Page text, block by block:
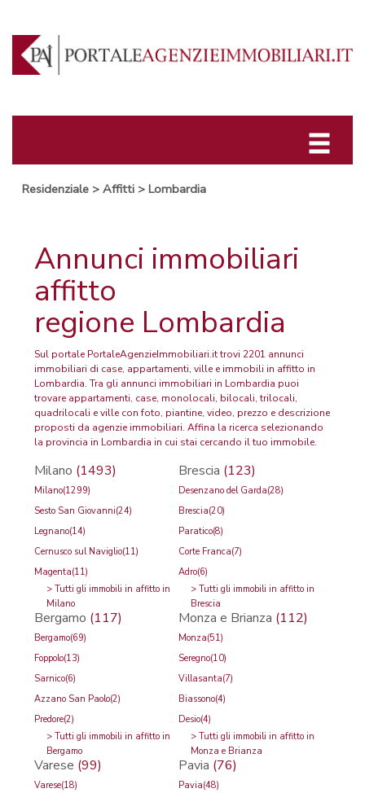
Residenziale > Affitti > Lombardia
Annunci immobiliari
affitto
regione Lombardia
Sul portale PortaleAgenzieImmobiliari.it trovi 2201 annunci
immobiliari di case, appartamenti, ville e immobili in affitto in
Lombardia. Tra gli annunci immobiliari in Lombardia puoi
trovare appartamenti, case, monolocali, bilocali, trilocali,
quadrilocali e ville con foto, piantine, video, prezzo e descrizione
proposti da agenzie immobiliari. Affina la ricerca selezionando
la provincia in Lombardia in cui stai cercando il tuo immobile.
Milano (1493)
Milano(1299)
Sesto San Giovanni(24)
Legnano(14)
Cernusco sul Naviglio(11)
Magenta(11)
> Tutti gli immobili in affitto in
Milano
Bergamo (117)
Bergamo(69)
Foppolo(13)
Sarnico(6)
Azzano San Paolo(2)
Predore(2)
> Tutti gli immobili in affitto in
Bergamo
Varese (99)
Varese(18)
Brescia (123)
Desenzano del Garda(28)
Brescia(20)
Paratico(8)
Corte Franca(7)
Adro(6)
> Tutti gli immobili in affitto in
Brescia
Monza e Brianza (112)
Monza(51)
Seregno(10)
Villasanta(7)
Biassono(4)
Desio(4)
> Tutti gli immobili in affitto in
Monza e Brianza
Pavia (76)
Pavia(48)